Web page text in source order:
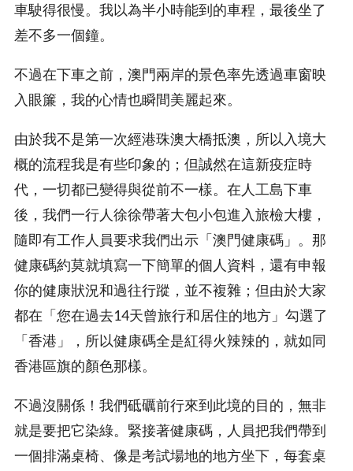
車駛得很慢。我以為半小時能到的車程，最後坐了
差不多一個鐘。
不過在下車之前，澳門兩岸的景色率先透過車窗映
入眼簾，我的心情也瞬間美麗起來。
由於我不是第一次經港珠澳大橋抵澳，所以入境大
概的流程我是有些印象的；但誠然在這新疫症時
代，一切都已變得與從前不一樣。在人工島下車
後，我們一行人徐徐帶著大包小包進入旅檢大樓，
隨即有工作人員要求我們出示「澳門健康碼」。那
健康碼約莫就填寫一下簡單的個人資料，還有申報
你的健康狀況和過往行蹤，並不複雜；但由於大家
都在「您在過去14天曾旅行和居住的地方」勾選了
「香港」，所以健康碼全是紅得火辣辣的，就如同
香港區旗的顏色那樣。
不過沒關係！我們砥礪前行來到此境的目的，無非
就是要把它染綠。緊接著健康碼，人員把我們帶到
一個排滿桌椅、像是考試場地的地方坐下，每套桌